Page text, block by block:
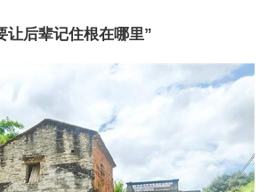
让后辈记住根在哪里”